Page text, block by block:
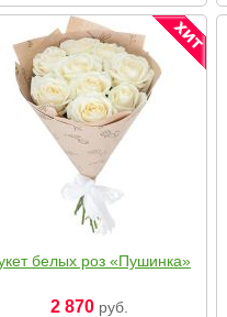
белых роз «Пушинка»
2 870руб.